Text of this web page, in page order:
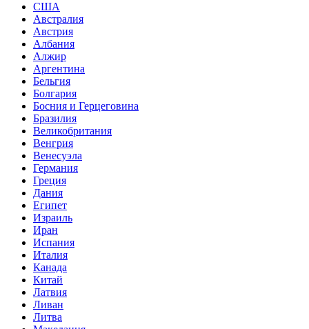
США
Австралия
Австрия
Албания
Алжир
Аргентина
Бельгия
Болгария
Босния и Герцеговина
Бразилия
Великобритания
Венгрия
Венесуэла
Германия
Греция
Дания
Египет
Израиль
Иран
Испания
Италия
Канада
Китай
Латвия
Ливан
Литва